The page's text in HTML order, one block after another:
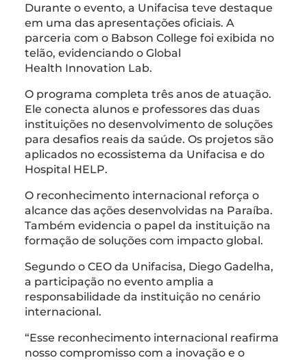
Durante o evento, a Unifacisa teve destaque
em uma das apresentações oficiais. A
parceria com o Babson College foi exibida no
telão, evidenciando o Global
Health Innovation Lab.
O programa completa três anos de atuação.
Ele conecta alunos e professores das duas
instituições no desenvolvimento de soluções
para desafios reais da saúde. Os projetos são
aplicados no ecossistema da Unifacisa e do
Hospital HELP.
O reconhecimento internacional reforça o
alcance das ações desenvolvidas na Paraíba.
Também evidencia o papel da instituição na
formação de soluções com impacto global.
Segundo o CEO da Unifacisa, Diego Gadelha,
a participação no evento amplia a
responsabilidade da instituição no cenário
internacional.
“Esse reconhecimento internacional reafirma
nosso compromisso com a inovação e o